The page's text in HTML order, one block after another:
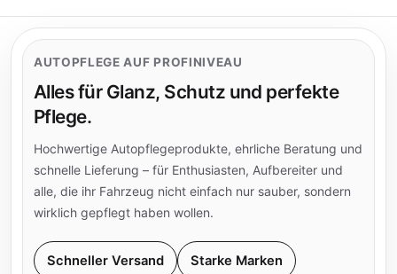
AUTOPFLEGE AUF PROFINIVEAU
Alles für Glanz, Schutz und perfekte
Pflege.
Hochwertige Autopflegeprodukte, ehrliche Beratung und
schnelle Lieferung – für Enthusiasten, Aufbereiter und
alle, die ihr Fahrzeug nicht einfach nur sauber, sondern
wirklich gepflegt haben wollen.
Schneller Versand Starke Marken